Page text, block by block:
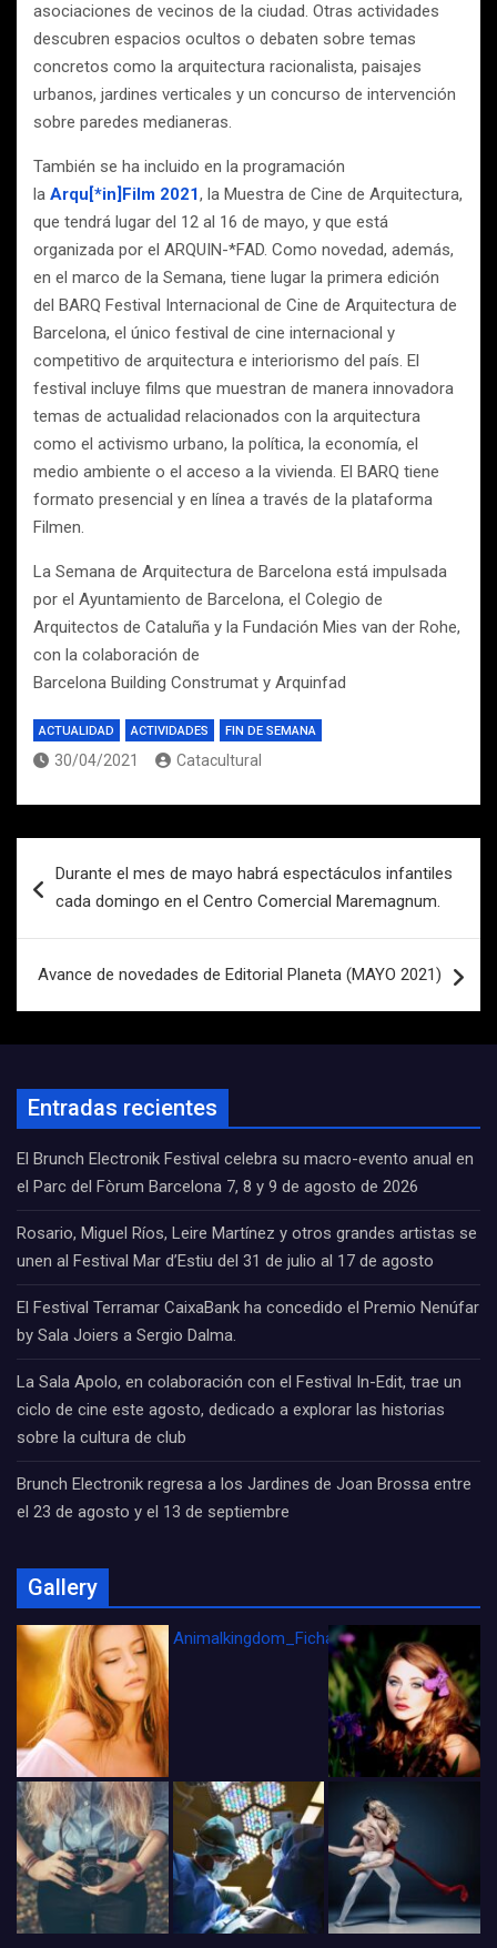
asociaciones de vecinos de la ciudad. Otras actividades
descubren espacios ocultos o debaten sobre temas
concretos como la arquitectura racionalista, paisajes
urbanos, jardines verticales y un concurso de intervención
sobre paredes medianeras.
También se ha incluido en la programación
la Arqu[*in]Film 2021, la Muestra de Cine de Arquitectura,
que tendrá lugar del 12 al 16 de mayo, y que está
organizada por el ARQUIN-*FAD. Como novedad, además,
en el marco de la Semana, tiene lugar la primera edición
del BARQ Festival Internacional de Cine de Arquitectura de
Barcelona, el único festival de cine internacional y
competitivo de arquitectura e interiorismo del país. El
festival incluye films que muestran de manera innovadora
temas de actualidad relacionados con la arquitectura
como el activismo urbano, la política, la economía, el
medio ambiente o el acceso a la vivienda. El BARQ tiene
formato presencial y en línea a través de la plataforma
Filmen.
La Semana de Arquitectura de Barcelona está impulsada
por el Ayuntamiento de Barcelona, el Colegio de
Arquitectos de Cataluña y la Fundación Mies van der Rohe,
con la colaboración de
Barcelona Building Construmat y Arquinfad
ACTUALIDAD ACTIVIDADES FIN DE SEMANA
30/04/2021 Catacultural
de
Durante el mes de mayo habrá espectáculos infantiles
cada domingo en el Centro Comercial Maremagnum.
Avance de novedades de Editorial Planeta (MAYO 2021)
Entradas recientes
El Brunch Electronik Festival celebra su macro-evento anual en
el Parc del Fòrum Barcelona 7, 8 y 9 de agosto de 2026
Rosario, Miguel Ríos, Leire Martínez y otros grandes artistas se
unen al Festival Mar d’Estiu del 31 de julio al 17 de agosto
El Festival Terramar CaixaBank ha concedido el Premio Nenúfar
by Sala Joiers a Sergio Dalma.
La Sala Apolo, en colaboración con el Festival In-Edit, trae un
ciclo de cine este agosto, dedicado a explorar las historias
sobre la cultura de club
Brunch Electronik regresa a los Jardines de Joan Brossa entre
el 23 de agosto y el 13 de septiembre
Gallery
Animalkingdom_FichaCine